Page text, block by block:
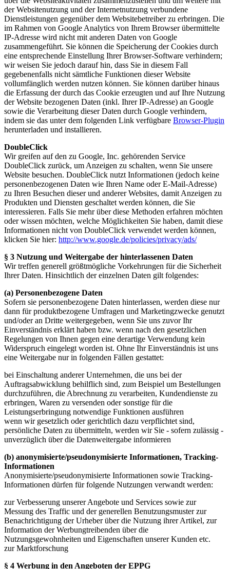
der Websitenutzung und der Internetnutzung verbundene
Dienstleistungen gegenüber dem Websitebetreiber zu erbringen. Die
im Rahmen von Google Analytics von Ihrem Browser übermittelte
IP-Adresse wird nicht mit anderen Daten von Google
zusammengeführt. Sie können die Speicherung der Cookies durch
eine entsprechende Einstellung Ihrer Browser-Software verhindern;
wir weisen Sie jedoch darauf hin, dass Sie in diesem Fall
gegebenenfalls nicht sämtliche Funktionen dieser Website
vollumfänglich werden nutzen können. Sie können darüber hinaus
die Erfassung der durch das Cookie erzeugten und auf Ihre Nutzung
der Website bezogenen Daten (inkl. Ihrer IP-Adresse) an Google
sowie die Verarbeitung dieser Daten durch Google verhindern,
indem sie das unter dem folgenden Link verfügbare Browser-Plugin
herunterladen und installieren.
DoubleClick
Wir greifen auf den zu Google, Inc. gehörenden Service
DoubleClick zurück, um Anzeigen zu schalten, wenn Sie unsere
Website besuchen. DoubleClick nutzt Informationen (jedoch keine
personenbezogenen Daten wie Ihren Name oder E-Mail-Adresse)
zu Ihren Besuchen dieser und anderer Websites, damit Anzeigen zu
Produkten und Diensten geschaltet werden können, die Sie
interessieren. Falls Sie mehr über diese Methoden erfahren möchten
oder wissen möchten, welche Möglichkeiten Sie haben, damit diese
Informationen nicht von DoubleClick verwendet werden können,
klicken Sie hier: http://www.google.de/policies/privacy/ads/
§ 3 Nutzung und Weitergabe der hinterlassenen Daten
Wir treffen generell größtmögliche Vorkehrungen für die Sicherheit
Ihrer Daten. Hinsichtlich der einzelnen Daten gilt folgendes:
(a) Personenbezogene Daten
Sofern sie personenbezogene Daten hinterlassen, werden diese nur
dann für produktbezogene Umfragen und Marketingzwecke genutzt
und/oder an Dritte weitergegeben, wenn Sie uns zuvor Ihr
Einverständnis erklärt haben bzw. wenn nach den gesetzlichen
Regelungen von Ihnen gegen eine derartige Verwendung kein
Widerspruch eingelegt worden ist. Ohne Ihr Einverständnis ist uns
eine Weitergabe nur in folgenden Fällen gestattet:
bei Einschaltung anderer Unternehmen, die uns bei der
Auftragsabwicklung behilflich sind, zum Beispiel um Bestellungen
durchzuführen, die Abrechnung zu verarbeiten, Kundendienste zu
erbringen, Waren zu versenden oder sonstige für die
Leistungserbringung notwendige Funktionen ausführen
wenn wir gesetzlich oder gerichtlich dazu verpflichtet sind,
persönliche Daten zu übermitteln, werden wir Sie - sofern zulässig -
unverzüglich über die Datenweitergabe informieren
(b) anonymisierte/pseudonymisierte Informationen, Tracking-
Informationen
Anonymisierte/pseudonymisierte Informationen sowie Tracking-
Informationen dürfen für folgende Nutzungen verwandt werden:
zur Verbesserung unserer Angebote und Services sowie zur
Messung des Traffic und der generellen Benutzungsmuster zur
Benachrichtigung der Urheber über die Nutzung ihrer Artikel, zur
Information der Werbungtreibenden über die
Nutzungsgewohnheiten und Eigenschaften unserer Kunden etc.
zur Marktforschung
§ 4 Werbung in den Angeboten der EPPG